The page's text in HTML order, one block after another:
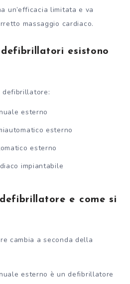
un’efficacia limitata e va
massaggio cardiaco.
esistono
defibrillatore:
esterno
esterno
esterno
impiantabile
e come si
cambia a seconda della
esterno è un defibrillatore